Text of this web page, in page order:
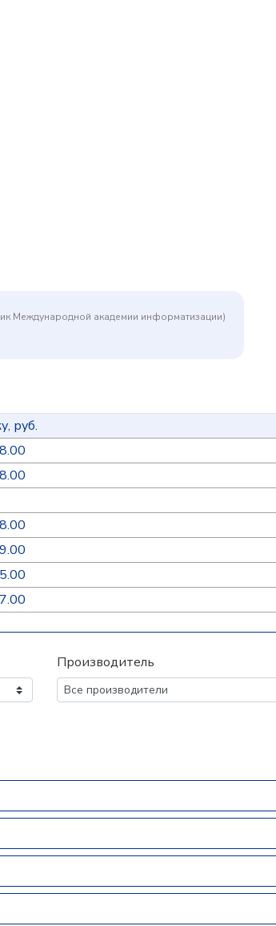
Международной академии информатизации)
руб.
Производитель